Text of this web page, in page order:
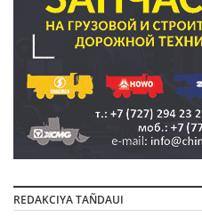
REDAKCIYA TAÑDAUI